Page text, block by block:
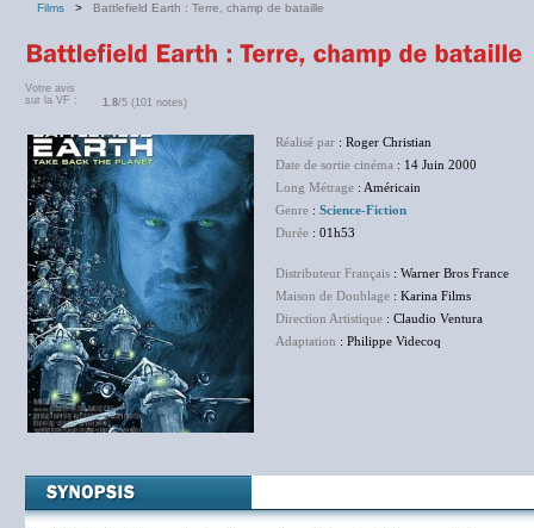
Films > Battlefield Earth : Terre, champ de bataille
Votre avis
sur la VF :
1.8/5 (101 notes)
Réalisé par : Roger Christian
Date de sortie cinéma : 14 Juin 2000
Long Métrage : Américain
Genre : Science-Fiction
Durée : 01h53
Distributeur Français : Warner Bros France
Maison de Doublage : Karina Films
Direction Artistique : Claudio Ventura
Adaptation : Philippe Videcoq